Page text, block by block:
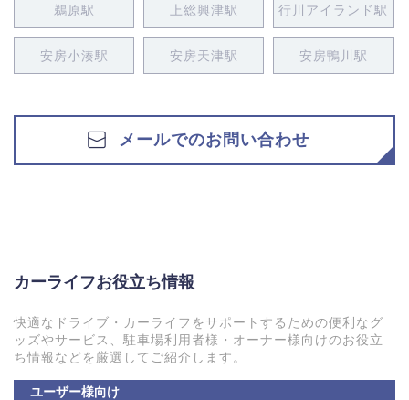
鵜原駅 上総興津駅 行川アイランド駅
安房小湊駅 安房天津駅 安房鴨川駅
メールでのお問い合わせ
カーライフお役立ち情報
快適なドライブ・カーライフをサポートするための便利なグ
ッズやサービス、駐車場利用者様・オーナー様向けのお役立
ち情報などを厳選してご紹介します。
ユーザー様向け